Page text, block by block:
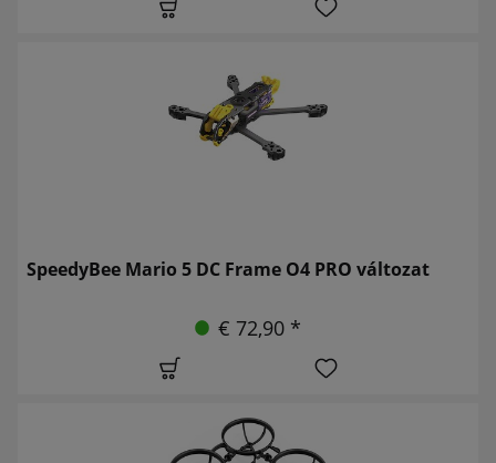
SpeedyBee Mario 5 DC Frame O4 PRO változat
€ 72,90 *